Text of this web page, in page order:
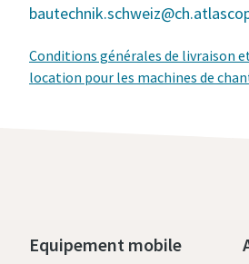
Conditions générales de livraison
location pour les machines de
Equipement mobile